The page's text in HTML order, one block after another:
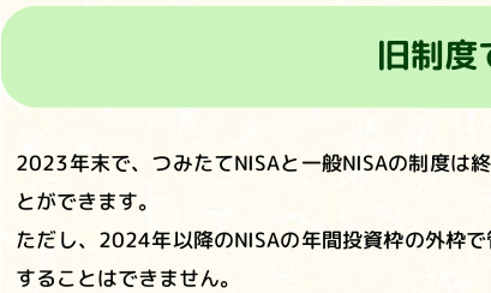
旧制度
2023年末で、つみたてNISAと一般NISAの制度は
とができます。
ただし、2024年以降のNISAの年間投資枠の外枠
することはできません。